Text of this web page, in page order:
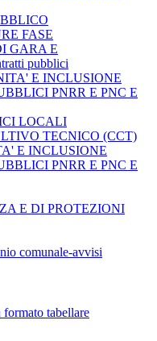
FASE
GARA E
pubblici
E INCLUSIONE
PNRR E PNC E
LOCALI
TECNICO (CCT)
E INCLUSIONE
PNRR E PNC E
E DI PROTEZIONI
comunale-avvisi
tabellare